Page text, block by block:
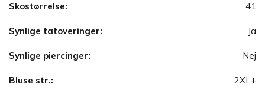
Skostørrelse: 41
Synlige tatoveringer: Ja
Synlige piercinger: Nej
Bluse str.: 2XL+